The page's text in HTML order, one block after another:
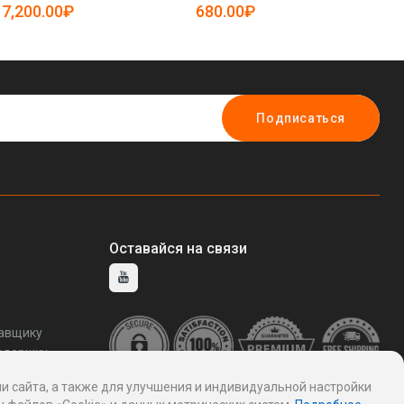
5081903)
7,200.00₽
периметром (арт. 25-
680.00₽
Подписаться
Оставайся на связи
а также для улучшения и индивидуальной настройки